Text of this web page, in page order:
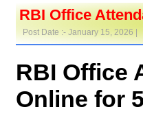
RBI Office
Post Date :- January 15, 2026 |
RBI Office
Online for